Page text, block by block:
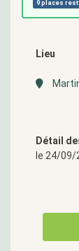
9 places
Lieu
Détail
le 24/09/